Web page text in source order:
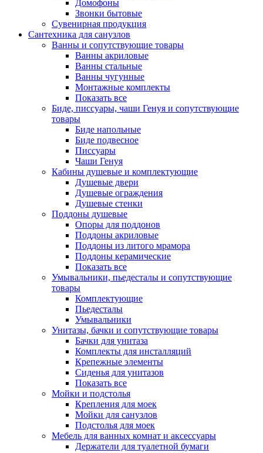
Домофоны
Звонки бытовые
Сувенирная продукция
Сантехника для санузлов
Ванны и сопутствующие товары
Ванны акриловые
Ванны стальные
Ванны чугунные
Монтажные комплекты
Показать все
Биде, писсуары, чаши Генуя и сопутствующие
товары
Биде напольные
Биде подвесное
Писсуары
Чаши Генуя
Кабины душевые и комплектующие
Душевые двери
Душевые ограждения
Душевые стенки
Поддоны душевые
Опоры для поддонов
Поддоны акриловые
Поддоны из литого мрамора
Поддоны керамические
Показать все
Умывальники, пьедесталы и сопутствующие
товары
Комплектующие
Пьедесталы
Умывальники
Унитазы, бачки и сопутствующие товары
Бачки для унитаза
Комплекты для инсталляций
Крепежные элементы
Сиденья для унитазов
Показать все
Мойки и подстолья
Крепления для моек
Мойки для санузлов
Подстолья для моек
Мебель для ванных комнат и аксессуары
Держатели для туалетной бумаги